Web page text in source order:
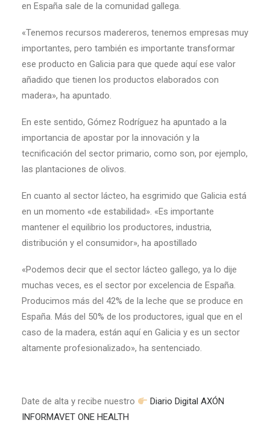
en España sale de la comunidad gallega.
«Tenemos recursos madereros, tenemos empresas muy
importantes, pero también es importante transformar
ese producto en Galicia para que quede aquí ese valor
añadido que tienen los productos elaborados con
madera», ha apuntado.
En este sentido, Gómez Rodríguez ha apuntado a la
importancia de apostar por la innovación y la
tecnificación del sector primario, como son, por ejemplo,
las plantaciones de olivos.
En cuanto al sector lácteo, ha esgrimido que Galicia está
en un momento «de estabilidad». «Es importante
mantener el equilibrio los productores, industria,
distribución y el consumidor», ha apostillado
«Podemos decir que el sector lácteo gallego, ya lo dije
muchas veces, es el sector por excelencia de España.
Producimos más del 42% de la leche que se produce en
España. Más del 50% de los productores, igual que en el
caso de la madera, están aquí en Galicia y es un sector
altamente profesionalizado», ha sentenciado.
Date de alta y recibe nuestro
Diario Digital AXÓN
INFORMAVET ONE HEALTH